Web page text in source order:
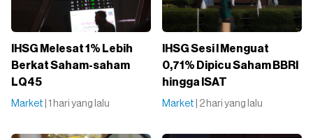
IHSG Melesat 1% Lebih
Berkat Saham-saham
LQ45
Market | 1 hari yang lalu
IHSG Sesi I Menguat
0,71% Dipicu Saham BBRI
hingga ISAT
Market | 2 hari yang lalu